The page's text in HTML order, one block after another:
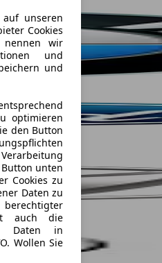
unseren
Cookies
nennen wir
und
und
optimieren
den Button
unten
Cookies zu
Daten zu
auch die
Daten in
Wollen Sie